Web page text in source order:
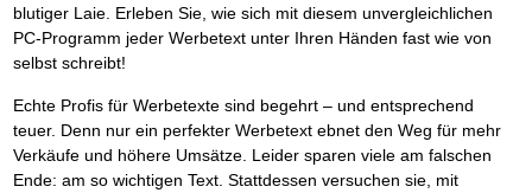
blutiger Laie. Erleben Sie, wie sich mit diesem unvergleichlichen
PC-Programm jeder Werbetext unter Ihren Händen fast wie von
selbst schreibt!
Echte Profis für Werbetexte sind begehrt – und entsprechend
teuer. Denn nur ein perfekter Werbetext ebnet den Weg für mehr
Verkäufe und höhere Umsätze. Leider sparen viele am falschen
Ende: am so wichtigen Text. Stattdessen versuchen sie, mit